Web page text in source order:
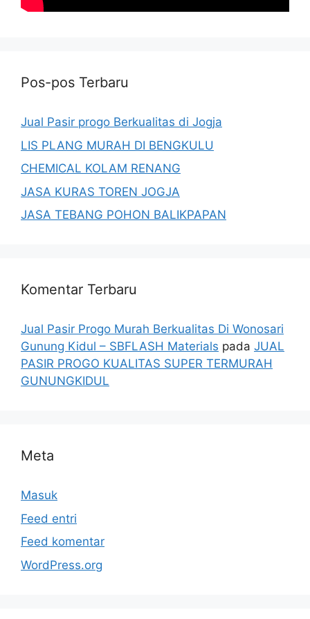
Pos-pos Terbaru
Jual Pasir progo Berkualitas di Jogja
LIS PLANG MURAH DI BENGKULU
CHEMICAL KOLAM RENANG
JASA KURAS TOREN JOGJA
JASA TEBANG POHON BALIKPAPAN
Komentar Terbaru
Jual Pasir Progo Murah Berkualitas Di Wonosari
Gunung Kidul – SBFLASH Materials pada JUAL
PASIR PROGO KUALITAS SUPER TERMURAH
GUNUNGKIDUL
Meta
Masuk
Feed entri
Feed komentar
WordPress.org